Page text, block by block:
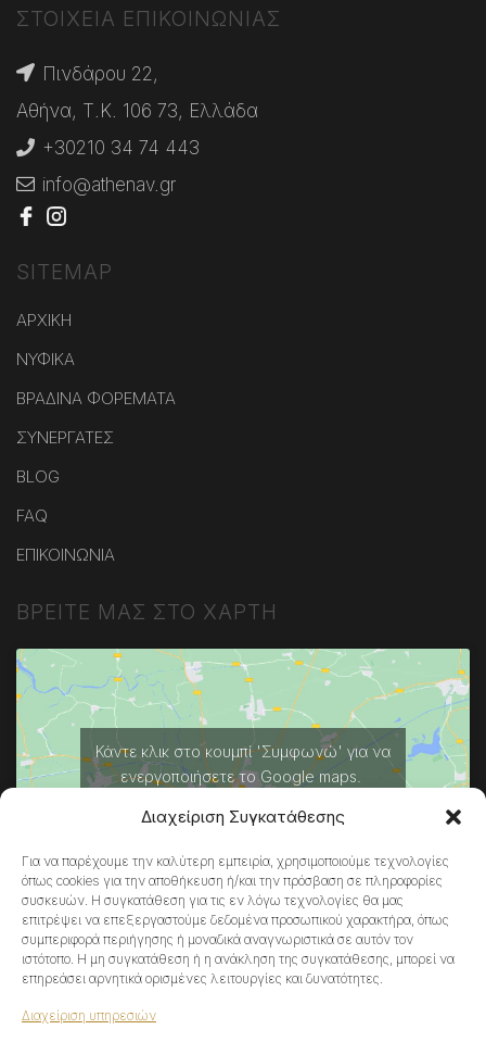
Διαχείριση Συγκατάθεσης
Για να παρέχουμε την καλύτερη εμπειρία, χρησιμοποιούμε τεχνολογίες
όπως cookies για την αποθήκευση ή/και την πρόσβαση σε πληροφορίες
συσκευών. Η συγκατάθεση για τις εν λόγω τεχνολογίες θα μας
επιτρέψει να επεξεργαστούμε δεδομένα προσωπικού χαρακτήρα, όπως
συμπεριφορά περιήγησης ή μοναδικά αναγνωριστικά σε αυτόν τον
ιστότοπο. Η μη συγκατάθεση ή η ανάκληση της συγκατάθεσης, μπορεί να
επηρεάσει αρνητικά ορισμένες λειτουργίες και δυνατότητες.
Διαχείριση υπηρεσιών
ΣΤΟΙΧΕΙΑ ΕΠΙΚΟΙΝΩΝΙΑΣ
Πινδάρου 22,
Αθήνα, Τ.Κ. 106 73, Ελλάδα
+30210 34 74 443
info@athenav.gr
SITEMAP
ΑΡΧΙΚΗ
ΝΥΦΙΚΑ
ΒΡΑΔΙΝΑ ΦΟΡΕΜΑΤΑ
ΣΥΝΕΡΓΑΤΕΣ
BLOG
FAQ
ΕΠΙΚΟΙΝΩΝΙΑ
ΒΡΕΙΤΕ ΜΑΣ ΣΤΟ ΧΑΡΤΗ
Κάντε κλικ στο κουμπί 'Συμφωνώ' για να
ενεργοποιήσετε το Google maps.
ΣΥΜΦΩΝΏ